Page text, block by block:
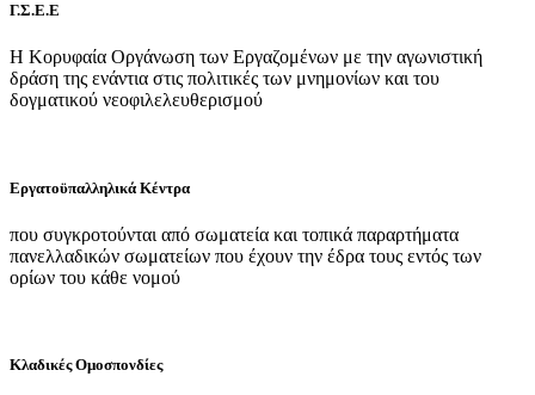
Γ.Σ.Ε.Ε
Η Κορυφαία Οργάνωση των Εργαζομένων με την αγωνιστική
δράση της ενάντια στις πολιτικές των μνημονίων και του
δογματικού νεοφιλελευθερισμού
Εργατοϋπαλληλικά Κέντρα
που συγκροτούνται από σωματεία και τοπικά παραρτήματα
πανελλαδικών σωματείων που έχουν την έδρα τους εντός των
ορίων του κάθε νομού
Κλαδικές Ομοσπονδίες